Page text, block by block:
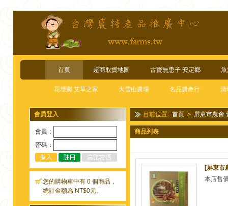
首頁 超商取貨地圖 古寶無患子 安定鄉
花壇鄉 艾草之家 大雪山農場 名品農產行 清
會員登入
會員：
密碼：
您的購物車中有 0 個商品，
總計金額為 NT$0元。
目前位置: 首頁 > 屏東市農會
商品列表
[屏東市
本店售